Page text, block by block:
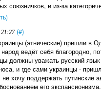
союзничков, и из-за
21:27 (#)
(этнические) пришли
ведёт себя благородно,
должны уважать русский
и где сами украинцы -
не хочу поддержать
его экспансионизма.